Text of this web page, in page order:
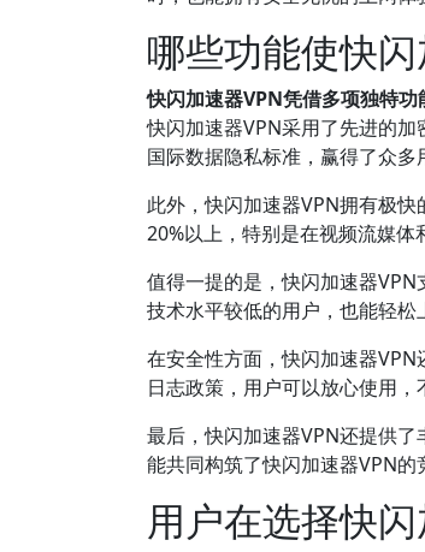
哪些功能使快
快闪加速器VPN凭借多项独特功
快闪加速器VPN采用了先进的
国际数据隐私标准，赢得了众多
此外，快闪加速器VPN拥有极
20%以上，特别是在视频流媒体
值得一提的是，快闪加速器
技术水平较低的用户，也能轻松
在安全性方面，快闪加速器
日志政策，用户可以放心使用
最后，快闪加速器VPN还提供
能共同构筑了快闪加速器VPN
用户在选择快